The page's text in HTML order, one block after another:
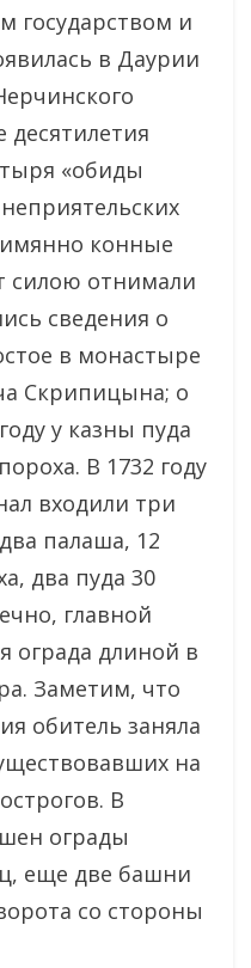
государством и
в Даурии
«обиды
конные
силою отнимали
сведения о
в монастыре
Скрипицына; о
у казны пуда
В 1732 году
входили три
палаша, 12
два пуда 30
главной
ограда длиной в
Заметим, что
обитель заняла
на
В
ограды
еще две башни
со стороны